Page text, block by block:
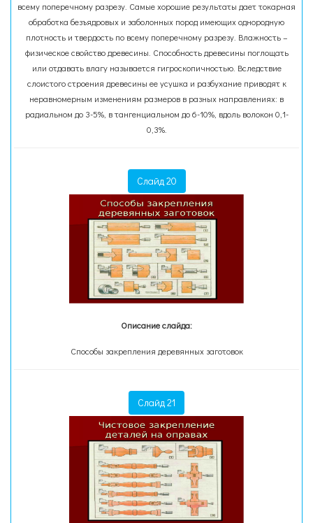
всему поперечному разрезу. Самые хорошие результаты дает токарная
обработка безъядровых и заболонных пород имеющих однородную
плотность и твердость по всему поперечному разрезу. Влажность –
физическое свойство древесины. Способность древесины поглощать
или отдавать влагу называется гигроскопичностью. Вследствие
слоистого строения древесины ее усушка и разбухание приводят к
неравномерным изменениям размеров в разных направлениях: в
радиальном до 3-5%, в тангенциальном до 6-10%, вдоль волокон 0,1-
0,3%.
Слайд 20
Описание слайда:
Способы закрепления деревянных заготовок
Слайд 21